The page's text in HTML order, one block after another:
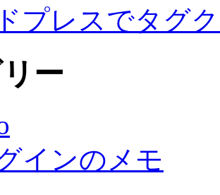
プレスでタグ
ー
インのメモ